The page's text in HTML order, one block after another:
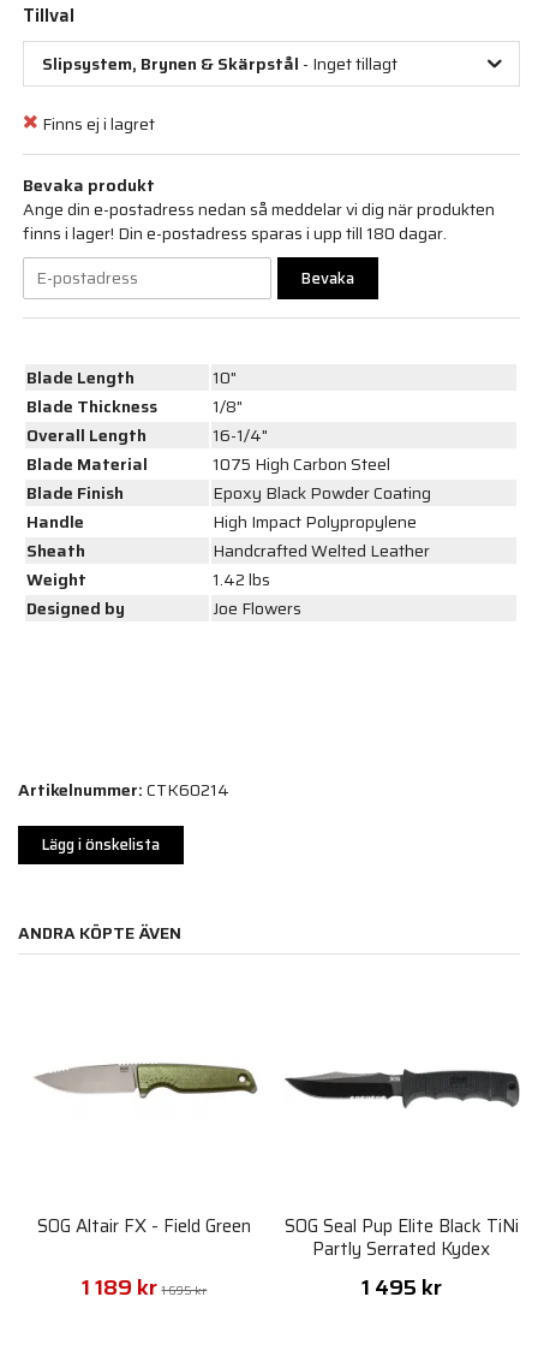
Tillval
Slipsystem, Brynen & Skärpstål - Inget tillagt
Finns ej i lagret
Bevaka produkt
Ange din e-postadress nedan så meddelar vi dig när produkten
finns i lager! Din e-postadress sparas i upp till 180 dagar.
Bevaka
Blade Length
10"
Blade Thickness
1/8"
Overall Length
16-1/4"
Blade Material
1075 High Carbon Steel
Blade Finish
Epoxy Black Powder Coating
Handle
High Impact Polypropylene
Sheath
Handcrafted Welted Leather
Weight
1.42 lbs
Designed by
Joe Flowers
Artikelnummer:CTK60214
Lägg i önskelista
ANDRA KÖPTE ÄVEN
SOG Altair FX - Field Green
1 189 kr 1 695 kr
SOG Seal Pup Elite Black TiNi
Partly Serrated Kydex
Sheath
1 495 kr